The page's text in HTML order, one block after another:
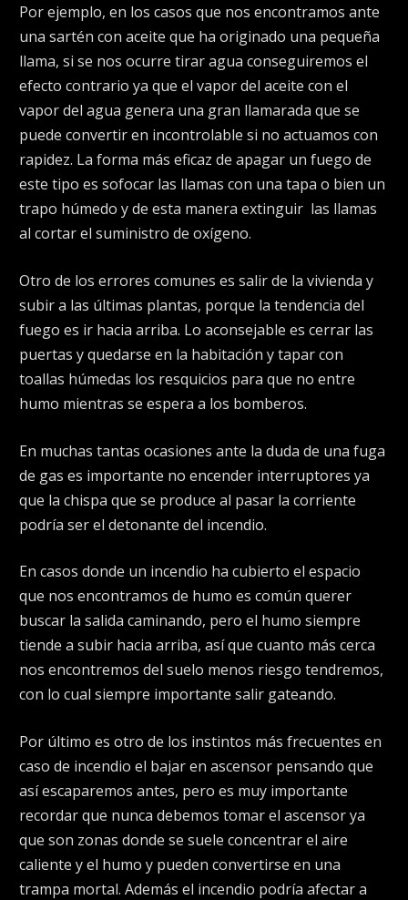
Por ejemplo, en los casos que nos encontramos ante
una sartén con aceite que ha originado una pequeña
llama, si se nos ocurre tirar agua conseguiremos el
efecto contrario ya que el vapor del aceite con el
vapor del agua genera una gran llamarada que se
puede convertir en incontrolable si no actuamos con
rapidez. La forma más eficaz de apagar un fuego de
este tipo es sofocar las llamas con una tapa o bien un
trapo húmedo y de esta manera extinguir las llamas
al cortar el suministro de oxígeno.
Otro de los errores comunes es salir de la vivienda y
subir a las últimas plantas, porque la tendencia del
fuego es ir hacia arriba. Lo aconsejable es cerrar las
puertas y quedarse en la habitación y tapar con
toallas húmedas los resquicios para que no entre
humo mientras se espera a los bomberos.
En muchas tantas ocasiones ante la duda de una fuga
de gas es importante no encender interruptores ya
que la chispa que se produce al pasar la corriente
podría ser el detonante del incendio.
En casos donde un incendio ha cubierto el espacio
que nos encontramos de humo es común querer
buscar la salida caminando, pero el humo siempre
tiende a subir hacia arriba, así que cuanto más cerca
nos encontremos del suelo menos riesgo tendremos,
con lo cual siempre importante salir gateando.
Por último es otro de los instintos más frecuentes en
caso de incendio el bajar en ascensor pensando que
así escaparemos antes, pero es muy importante
recordar que nunca debemos tomar el ascensor ya
que son zonas donde se suele concentrar el aire
caliente y el humo y pueden convertirse en una
trampa mortal. Además el incendio podría afectar a